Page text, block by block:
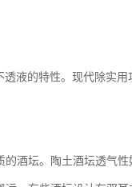
液的特性。现代除实
酒坛。陶土酒坛透气性